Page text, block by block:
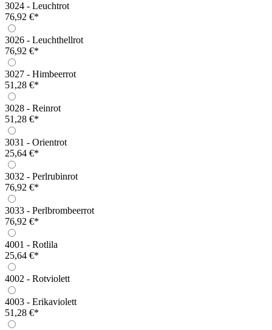
3024 - Leuchtrot
76,92 €*
3026 - Leuchthellrot
76,92 €*
3027 - Himbeerrot
51,28 €*
3028 - Reinrot
51,28 €*
3031 - Orientrot
25,64 €*
3032 - Perlrubinrot
76,92 €*
3033 - Perlbrombeerrot
76,92 €*
4001 - Rotlila
25,64 €*
4002 - Rotviolett
4003 - Erikaviolett
51,28 €*